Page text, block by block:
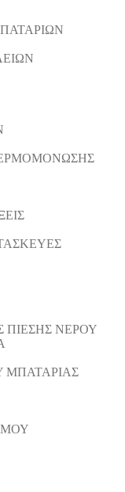
ΠΙΕΣΗΣ ΝΕΡΟΥ
ΜΠΑΤΑΡΙΑΣ